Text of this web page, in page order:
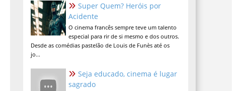
Super Quem? Heróis por
Acidente
O cinema francês sempre teve um talento
especial para rir de si mesmo e dos outros.
Desde as comédias pastelão de Louis de Funès até os
jo...
Seja educado, cinema é lugar
sagrado